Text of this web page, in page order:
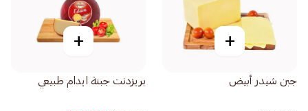
+
جبن شيدر أبيض
+
بريزدنت جبنة ايدام طبيعي